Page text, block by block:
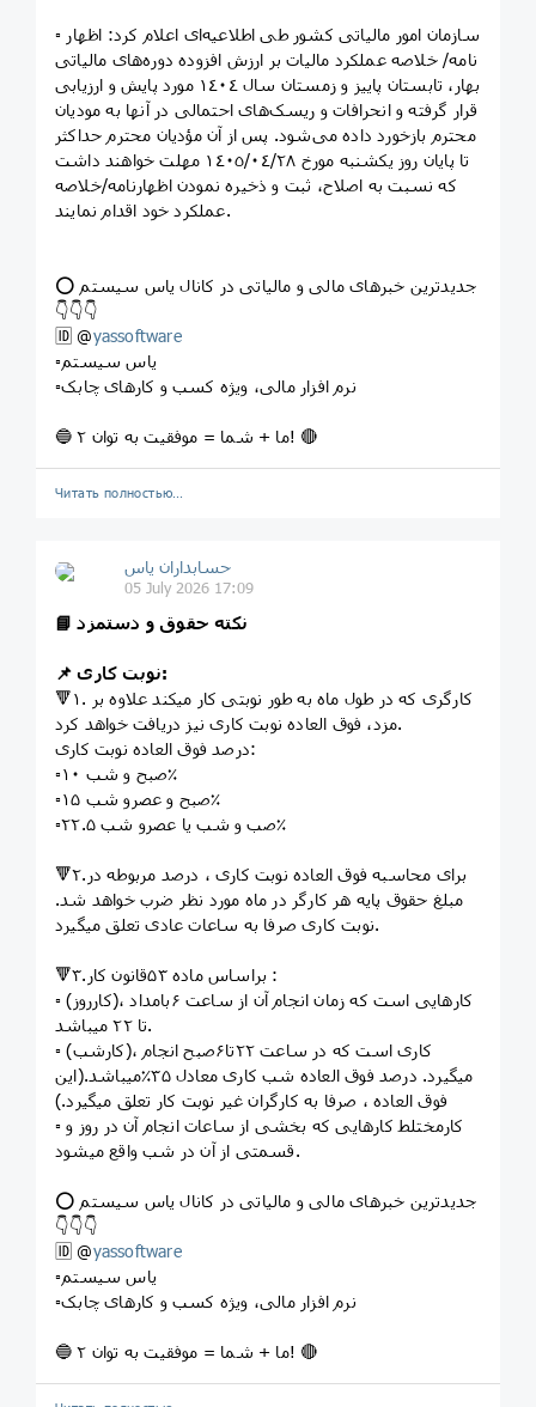
▫️ سازمان امور مالیاتی کشور طی اطلاعیه‌ای اعلام کرد: اظهار
نامه/ خلاصه عملکرد مالیات بر ارزش افزوده دوره‌های مالیاتی
بهار، تابستان پاییز و زمستان سال ١٤٠٤ مورد پایش و ارزیابی
قرار گرفته و انحرافات و ریسک‌های احتمالی در آنها به مودیان
محترم بازخورد داده می‌شود. پس از آن مؤدیان محترم حداکثر
تا پایان روز یکشنبه مورخ ۱٤٠٥/٠٤/۲۸ مهلت خواهند داشت
که نسبت به اصلاح، ثبت و ذخیره نمودن اظهارنامه/خلاصه
عملکرد خود اقدام نمایند.
⭕️ جدیدترین خبرهای مالی و مالیاتی در کانال یاس سیستم
👇👇👇
🆔 @yassoftware
▫️یاس سیستم
▫️نرم افزار مالی، ویژه کسب و کارهای چابک
🔵 ما + شما = موفقیت به توان ۲! 🔴
Читать полностью…
حسابداران یاس
05 July 2026 17:09
📘 نکته حقوق و دستمزد
📌 نوبت کاری:
🔻۱. کارگری که در طول ماه به طور نوبتی کار میکند علاوه بر
مزد، فوق العاده نوبت کاری نیز دریافت خواهد کرد.
درصد فوق العاده نوبت کاری:
▫️صبح و شب ۱۰٪
▫️صبح و عصرو شب ۱۵٪
▫️صب و شب یا عصرو شب ۲۲.۵٪
🔻۲.برای محاسبه فوق العاده نوبت کاری ، درصد مربوطه در
مبلغ حقوق پایه هر کارگر در ماه مورد نظر ضرب خواهد شد.
نوبت کاری صرفا به ساعات عادی تعلق میگیرد.
🔻۳.براساس ماده ۵۳قانون کار :
▫️ (کارروز)، کارهایی است که زمان انجام آن از ساعت ۶بامداد
تا ۲۲ میباشد.
▫️ (کارشب)، کاری است که در ساعت ۲۲تا۶صبح انجام
میگیرد. درصد فوق العاده شب کاری معادل ۳۵٪میباشد.(این
فوق العاده ، صرفا به کارگران غیر نوبت کار تعلق میگیرد.)
▫️ کارمختلط کارهایی که بخشی از ساعات انجام آن در روز و
قسمتی از آن در شب واقع میشود.
⭕️ جدیدترین خبرهای مالی و مالیاتی در کانال یاس سیستم
👇👇👇
🆔 @yassoftware
▫️یاس سیستم
▫️نرم افزار مالی، ویژه کسب و کارهای چابک
🔵 ما + شما = موفقیت به توان ۲! 🔴